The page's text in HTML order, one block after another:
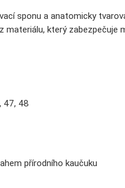
sponu a anatomicky
materiálu, který zabezpečuje
47, 48
přírodního kaučuku